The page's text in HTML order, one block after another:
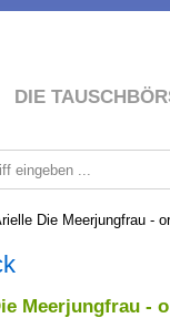
DIE
Die Meerjungfrau -
Meerjungfrau -